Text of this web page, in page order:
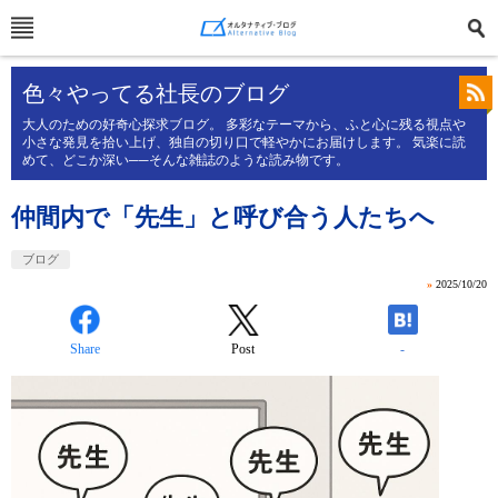
色々やってる社長のブログ
大人のための好奇心探求ブログ。 多彩なテーマから、ふと心に残る視点や
小さな発見を拾い上げ、独自の切り口で軽やかにお届けします。 気楽に読
めて、どこか深い──そんな雑誌のような読み物です。
仲間内で「先生」と呼び合う人たちへ
ブログ
» 2025/10/20
Share Post -